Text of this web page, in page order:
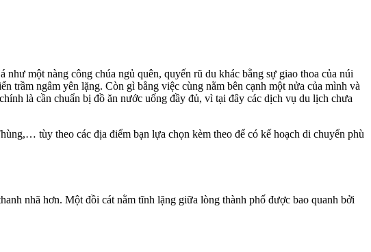
một nàng công chúa ngủ quên, quyến rũ du khác bằng sự giao thoa của núi
trầm ngâm yên lặng. Còn gì bằng việc cùng nằm bên cạnh một nửa của mình và
là cần chuẩn bị đồ ăn nước uống đầy đủ, vì tại đây các dịch vụ du lịch chưa
tùy theo các địa điểm bạn lựa chọn kèm theo để có kế hoạch di chuyển phù
nhã hơn. Một đồi cát nằm tĩnh lặng giữa lòng thành phố được bao quanh bởi